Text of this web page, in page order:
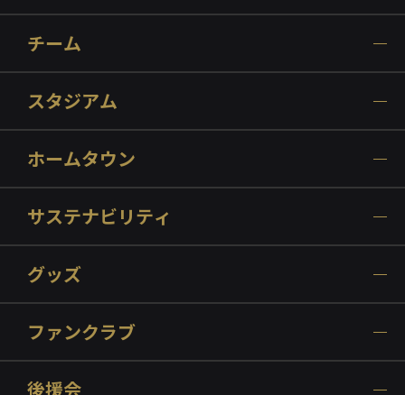
チーム
スタジアム
ホームタウン
サステナビリティ
グッズ
ファンクラブ
後援会